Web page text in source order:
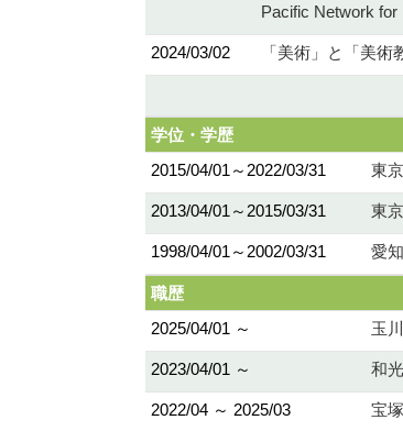
Pacific Network for
2024/03/02 「美術」と「美
学位・学歴
2015/04/01～2022/03/31
東
2013/04/01～2015/03/31 東
1998/04/01～2002/03/31 愛
職歴
2025/04/01 ～
玉
2023/04/01 ～ 和
2022/04 ～ 2025/03 宝